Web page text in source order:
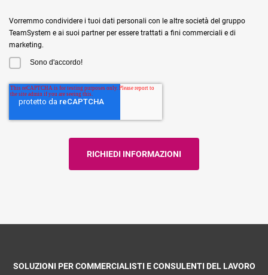
Vorremmo condividere i tuoi dati personali con le altre società del gruppo
TeamSystem e ai suoi partner per essere trattati a fini commerciali e di
marketing.
Sono d'accordo!
SOLUZIONI PER COMMERCIALISTI E CONSULENTI DEL LAVORO